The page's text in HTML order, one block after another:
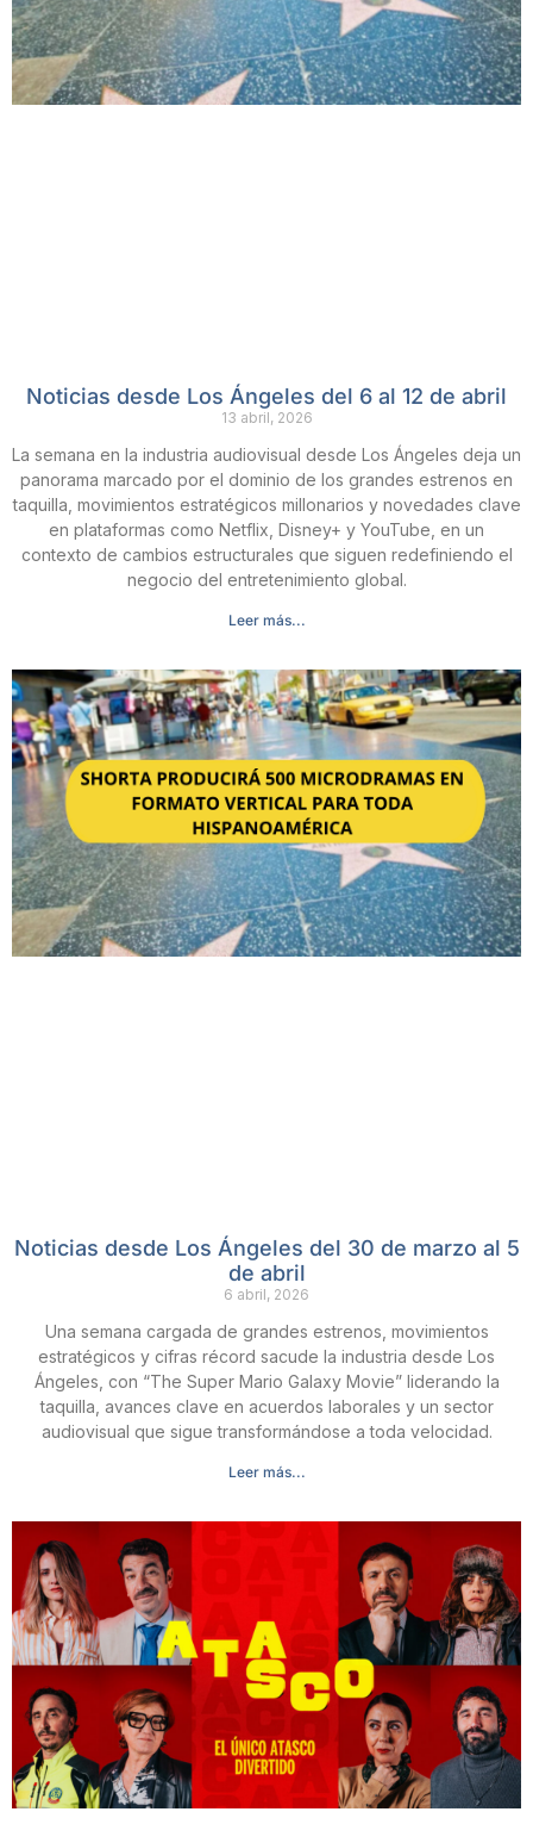
Noticias desde Los Ángeles del 6 al 12 de abril
13 abril, 2026
La semana en la industria audiovisual desde Los Ángeles deja un
panorama marcado por el dominio de los grandes estrenos en
taquilla, movimientos estratégicos millonarios y novedades clave
en plataformas como Netflix, Disney+ y YouTube, en un
contexto de cambios estructurales que siguen redefiniendo el
negocio del entretenimiento global.
Leer más...
Noticias desde Los Ángeles del 30 de marzo al 5
de abril
6 abril, 2026
Una semana cargada de grandes estrenos, movimientos
estratégicos y cifras récord sacude la industria desde Los
Ángeles, con “The Super Mario Galaxy Movie” liderando la
taquilla, avances clave en acuerdos laborales y un sector
audiovisual que sigue transformándose a toda velocidad.
Leer más...